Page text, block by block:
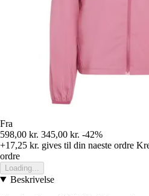
Fra
598,00 kr. 345,00 kr. -42%
+17,25 kr. gives til din naeste ordre
ordre
Loading...
Beskrivelse